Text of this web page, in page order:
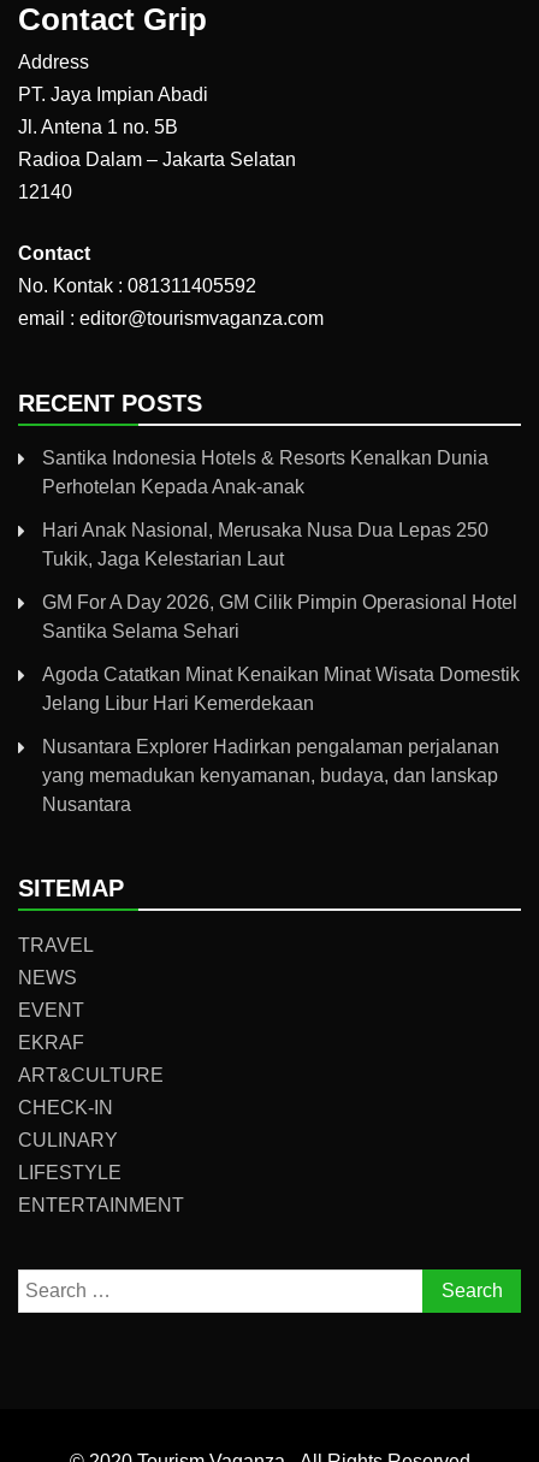
Contact Grip
Address
PT. Jaya Impian Abadi
Jl. Antena 1 no. 5B
Radioa Dalam – Jakarta Selatan
12140
Contact
No. Kontak : 081311405592
email : editor@tourismvaganza.com
RECENT POSTS
Santika Indonesia Hotels & Resorts Kenalkan Dunia
Perhotelan Kepada Anak-anak
Hari Anak Nasional, Merusaka Nusa Dua Lepas 250
Tukik, Jaga Kelestarian Laut
GM For A Day 2026, GM Cilik Pimpin Operasional Hotel
Santika Selama Sehari
Agoda Catatkan Minat Kenaikan Minat Wisata Domestik
Jelang Libur Hari Kemerdekaan
Nusantara Explorer Hadirkan pengalaman perjalanan
yang memadukan kenyamanan, budaya, dan lanskap
Nusantara
SITEMAP
TRAVEL
NEWS
EVENT
EKRAF
ART&CULTURE
CHECK-IN
CULINARY
LIFESTYLE
ENTERTAINMENT
Search
for: